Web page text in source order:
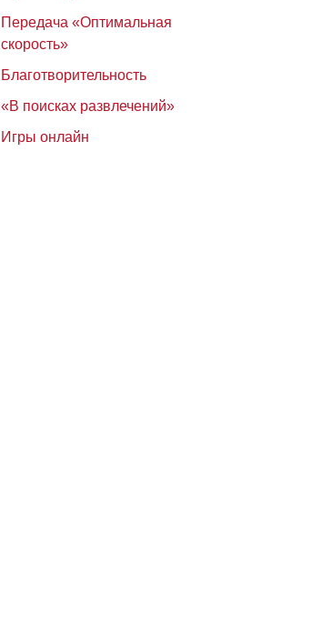
Передача «Оптимальная
скорость»
Благотворительность
«В поисках развлечений»
Игры онлайн